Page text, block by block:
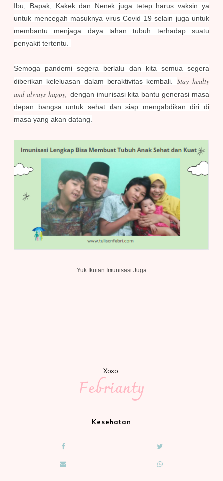
Ibu, Bapak, Kakek dan Nenek juga tetep harus vaksin ya
untuk mencegah masuknya virus Covid 19 selain juga untuk
membantu menjaga daya tahan tubuh terhadap suatu
penyakit tertentu.
Semoga pandemi segera berlalu dan kita semua segera
diberikan keleluasan dalam beraktivitas kembali. Stay healty
and always happy, dengan imunisasi kita bantu generasi masa
depan bangsa untuk sehat dan siap mengabdikan diri di
masa yang akan datang.
Yuk Ikutan Imunisasi Juga
Xoxo,
Febrianty
Kesehatan